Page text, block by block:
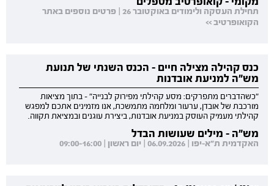
תחילת העסקה ולימודים באוקטובר 26 | פרטים נוספים באתר
הקואופרטיב >>
כנס קהילה מצילה חיים - הכנס השנתי של תנועת
מש"ה למניעת אובדנות
"כשהדברים מתפרקים: מסע קהילתי מפירוק לבנייה" - בתוך מציאות
מורכבת של אובדן, ערעור ומלחמה מתמשכת, אנו מזמינים אתכם למפגש
קהילתי מעמיק העוסק במניעת אובדנות, ביצירת עוגנים ובמציאת תקווה.
מש"ה - מילים שעושות הבדל
האקדמית ת"א-יפו | 06.09.2026 | יום ראשון | 09:00-16:00